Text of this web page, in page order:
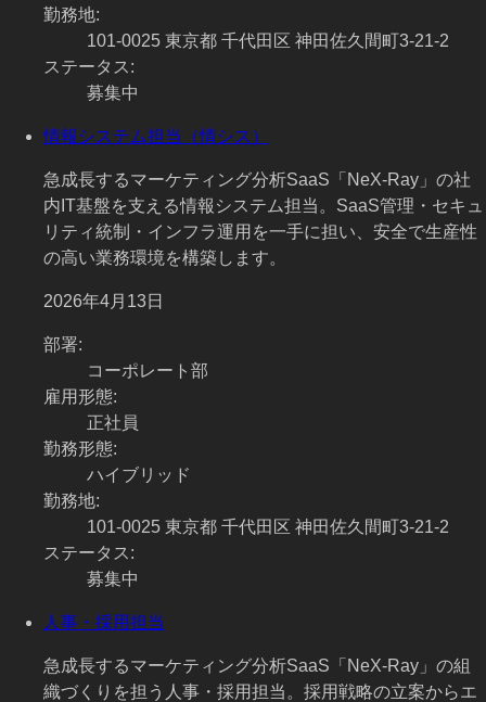
勤務地:
101-0025 東京都 千代田区 神田佐久間町3-21-2
ステータス:
募集中
情報システム担当（情シス）
急成長するマーケティング分析SaaS「NeX-Ray」の社
内IT基盤を支える情報システム担当。SaaS管理・セキュ
リティ統制・インフラ運用を一手に担い、安全で生産性
の高い業務環境を構築します。
2026年4月13日
部署:
コーポレート部
雇用形態:
正社員
勤務形態:
ハイブリッド
勤務地:
101-0025 東京都 千代田区 神田佐久間町3-21-2
ステータス:
募集中
人事・採用担当
急成長するマーケティング分析SaaS「NeX-Ray」の組
織づくりを担う人事・採用担当。採用戦略の立案からエ